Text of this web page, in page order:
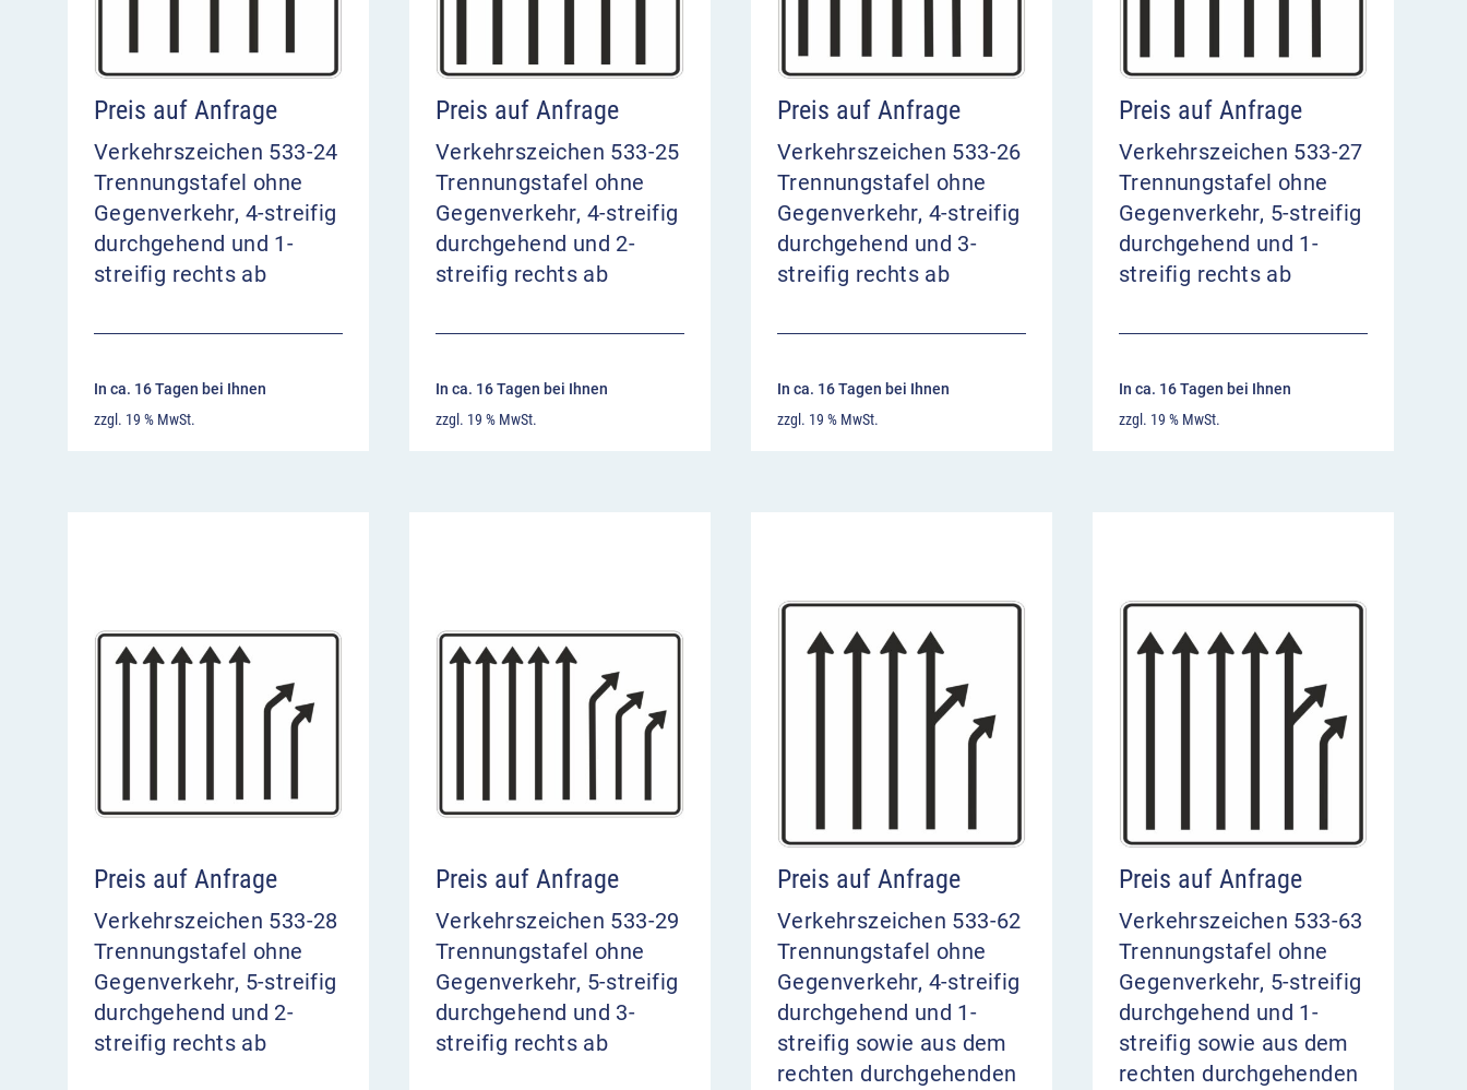
Preis auf Anfrage
Verkehrszeichen 533-24
Trennungstafel ohne
Gegenverkehr, 4-streifig
durchgehend und 1-
streifig rechts ab
In ca. 16 Tagen bei Ihnen
zzgl. 19 % MwSt.
Preis auf Anfrage
Verkehrszeichen 533-25
Trennungstafel ohne
Gegenverkehr, 4-streifig
durchgehend und 2-
streifig rechts ab
In ca. 16 Tagen bei Ihnen
zzgl. 19 % MwSt.
Preis auf Anfrage
Verkehrszeichen 533-26
Trennungstafel ohne
Gegenverkehr, 4-streifig
durchgehend und 3-
streifig rechts ab
In ca. 16 Tagen bei Ihnen
zzgl. 19 % MwSt.
Preis auf Anfrage
Verkehrszeichen 533-27
Trennungstafel ohne
Gegenverkehr, 5-streifig
durchgehend und 1-
streifig rechts ab
In ca. 16 Tagen bei Ihnen
zzgl. 19 % MwSt.
Preis auf Anfrage
Verkehrszeichen 533-28
Trennungstafel ohne
Gegenverkehr, 5-streifig
durchgehend und 2-
streifig rechts ab
Preis auf Anfrage
Verkehrszeichen 533-29
Trennungstafel ohne
Gegenverkehr, 5-streifig
durchgehend und 3-
streifig rechts ab
Preis auf Anfrage
Verkehrszeichen 533-62
Trennungstafel ohne
Gegenverkehr, 4-streifig
durchgehend und 1-
streifig sowie aus dem
rechten durchgehenden
Preis auf Anfrage
Verkehrszeichen 533-63
Trennungstafel ohne
Gegenverkehr, 5-streifig
durchgehend und 1-
streifig sowie aus dem
rechten durchgehenden